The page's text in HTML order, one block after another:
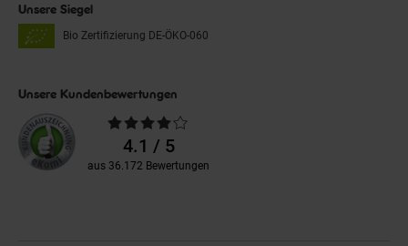
Unsere Siegel
Bio Zertifizierung DE-ÖKO-060
Unsere Kundenbewertungen
Durchschnittliche
Bewertungen4.1 / 5
aus 36.172 Bewertungen